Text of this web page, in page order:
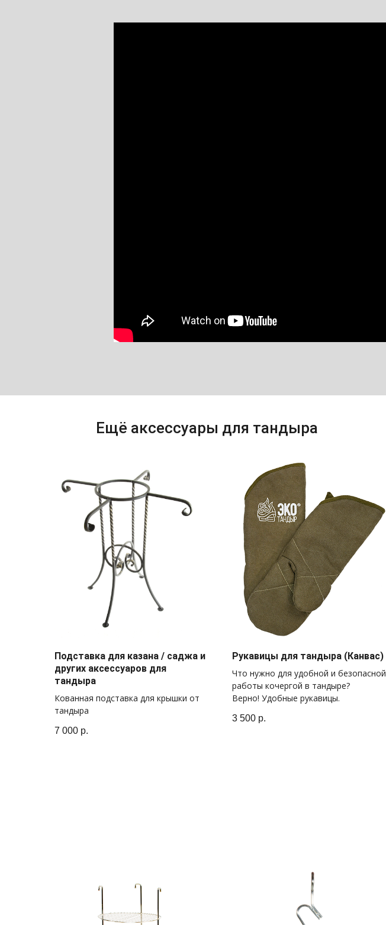
Ещё аксессуары для тандыра
Подставка для казана / саджа и
других аксессуаров для
тандыра
Кованная подставка для крышки от
тандыра
7 000 р.
Рукавицы для тандыра (Канвас)
Что нужно для удобной и безопасной
работы кочергой в тандыре?
Верно! Удобные рукавицы.
3 500 р.